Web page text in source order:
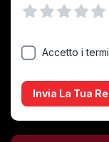
Accetto i
Invia La Tua